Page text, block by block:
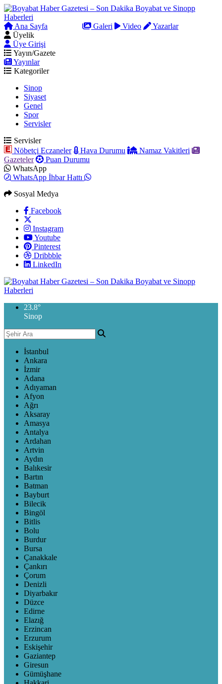
Ana Sayfa Galeri Video
Yazarlar
Üyelik
Üye Girişi
Yayın/Gazete
Yayınlar
Kategoriler
Sinop
Siyaset
Genel
Spor
Servisler
Servisler
Nöbetçi Eczaneler
Hava Durumu
Namaz Vakitleri
Gazeteler
Puan Durumu
WhatsApp
WhatsApp İhbar Hattı
Sosyal Medya
Facebook
Instagram
Youtube
Pinterest
Dribbble
LinkedIn
23.8°
Sinop
İstanbul
Ankara
İzmir
Adana
Adıyaman
Afyon
Ağrı
Aksaray
Amasya
Antalya
Ardahan
Artvin
Aydın
Balıkesir
Bartın
Batman
Bayburt
Bilecik
Bingöl
Bitlis
Bolu
Burdur
Bursa
Çanakkale
Çankırı
Çorum
Denizli
Diyarbakır
Düzce
Edirne
Elazığ
Erzincan
Erzurum
Eskişehir
Gaziantep
Giresun
Gümüşhane